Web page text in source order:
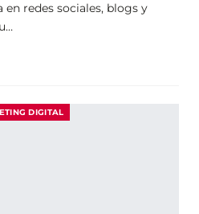
redes sociales, blogs y
DIGITAL